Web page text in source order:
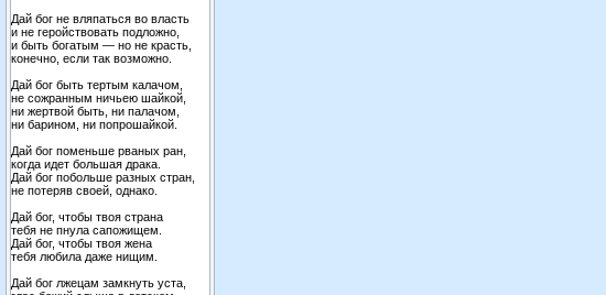
Дай бог не вляпаться во власть
и не геройствовать подложно,
и быть богатым — но не красть,
конечно, если так возможно.
Дай бог быть тертым калачом,
не сожранным ничьею шайкой,
ни жертвой быть, ни палачом,
ни барином, ни попрошайкой.
Дай бог поменьше рваных ран,
когда идет большая драка.
Дай бог побольше разных стран,
не потеряв своей, однако.
Дай бог, чтобы твоя страна
тебя не пнула сапожищем.
Дай бог, чтобы твоя жена
тебя любила даже нищим.
Дай бог лжецам замкнуть уста,